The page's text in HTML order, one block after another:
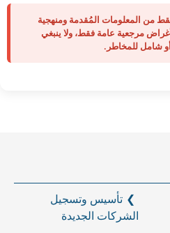
المعلومات المُقدمة ومنهجية
مرجعية عامة فقط، ولا ينبغي
للمخاطر.
تأسيس وتسجيل
الشركات الجديدة